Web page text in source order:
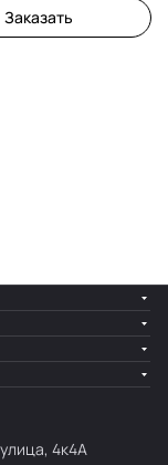
Заказать
4к4А